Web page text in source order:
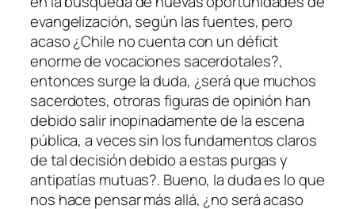
evangelización, según las fuentes, pero
acaso ¿Chile no cuenta con un déficit
enorme de vocaciones sacerdotales?,
entonces surge la duda, ¿será que muchos
sacerdotes, otroras figuras de opinión han
debido salir inopinadamente de la escena
pública, a veces sin los fundamentos claros
de tal decisión debido a estas purgas y
antipatías mutuas?. Bueno, la duda es lo que
nos hace pensar más allá, ¿no será acaso